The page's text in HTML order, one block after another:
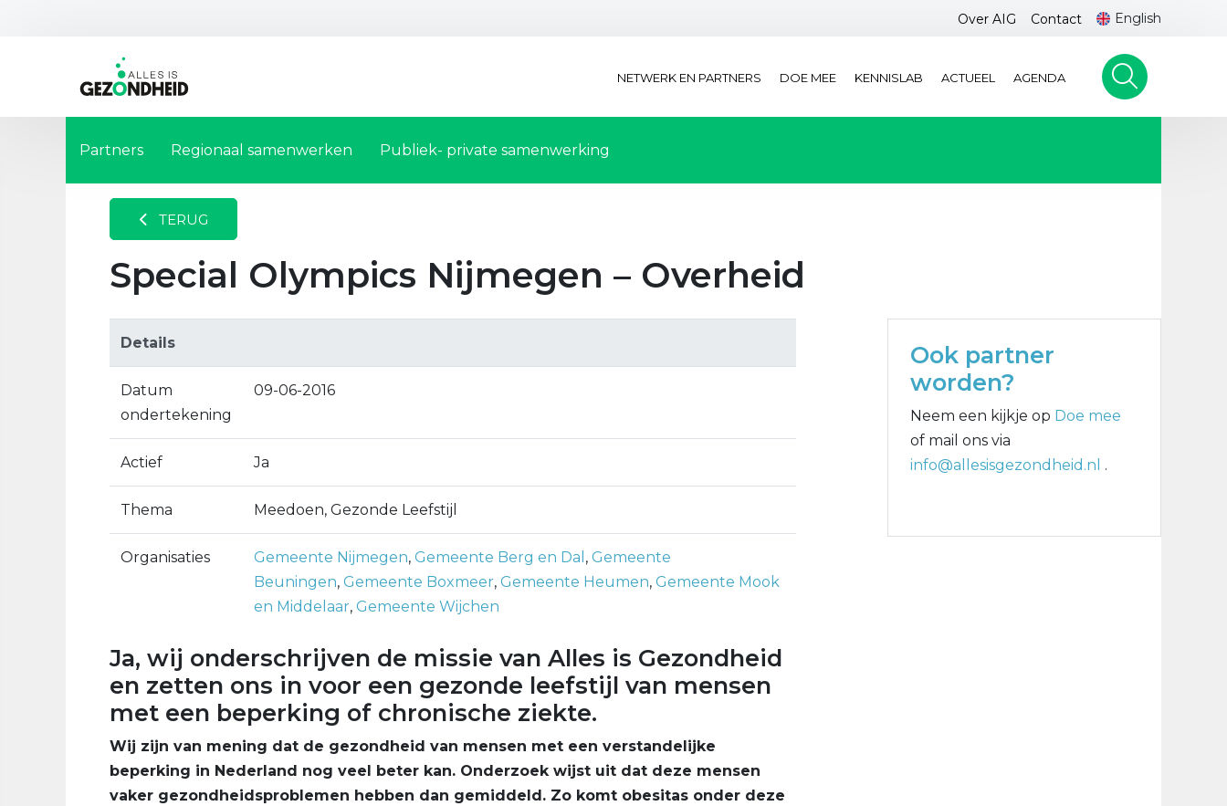
Over AIG Contact English
NETWERK EN PARTNERS DOE MEE KENNISLAB ACTUEEL AGENDA
Partners Regionaal samenwerken Publiek- private samenwerking
TERUG
Special Olympics Nijmegen – Overheid
Details
Datum
ondertekening
09-06-2016
Actief Ja
Thema Meedoen, Gezonde Leefstijl
Organisaties Gemeente Nijmegen, Gemeente Berg en Dal , Gemeente
Beuningen, Gemeente Boxmeer, Gemeente Heumen, Gemeente Mook
en Middelaar, Gemeente Wijchen
Ja, wij onderschrijven de missie van Alles is Gezondheid
en zetten ons in voor een gezonde leefstijl van mensen
met een beperking of chronische ziekte.
Wij zijn van mening dat de gezondheid van mensen met een verstandelijke
beperking in Nederland nog veel beter kan. Onderzoek wijst uit dat deze mensen
vaker gezondheidsproblemen hebben dan gemiddeld. Zo komt obesitas onder deze
Ook partner
worden?
Neem een kijkje op Doe mee
of mail ons via
info@allesisgezondheid.nl .